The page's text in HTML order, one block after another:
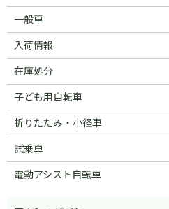
一般車
入荷情報
在庫処分
子ども用自転車
折りたたみ・小径車
試乗車
電動アシスト自転車